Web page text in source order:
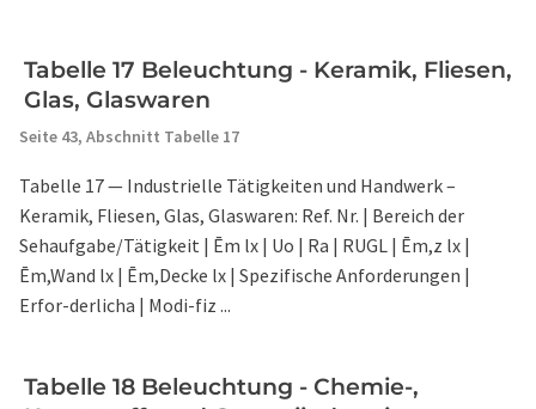
Tabelle 17 Beleuchtung - Keramik, Fliesen,
Glas, Glaswaren
Seite 43, Abschnitt Tabelle 17
Tabelle 17 — Industrielle Tätigkeiten und Handwerk –
Keramik, Fliesen, Glas, Glaswaren: Ref. Nr. | Bereich der
Sehaufgabe/Tätigkeit | Ēm lx | Uo | Ra | RUGL | Ēm,z lx |
Ēm,Wand lx | Ēm,Decke lx | Spezifische Anforderungen |
Erfor-derlicha | Modi-fiz ...
Tabelle 18 Beleuchtung - Chemie-,